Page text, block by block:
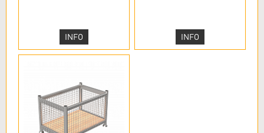
INFO INFO